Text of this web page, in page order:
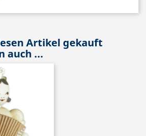
Artikel gekauft
auch ...